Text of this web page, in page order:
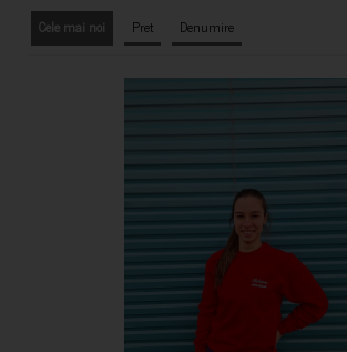
Cele mai noi Pret Denumire